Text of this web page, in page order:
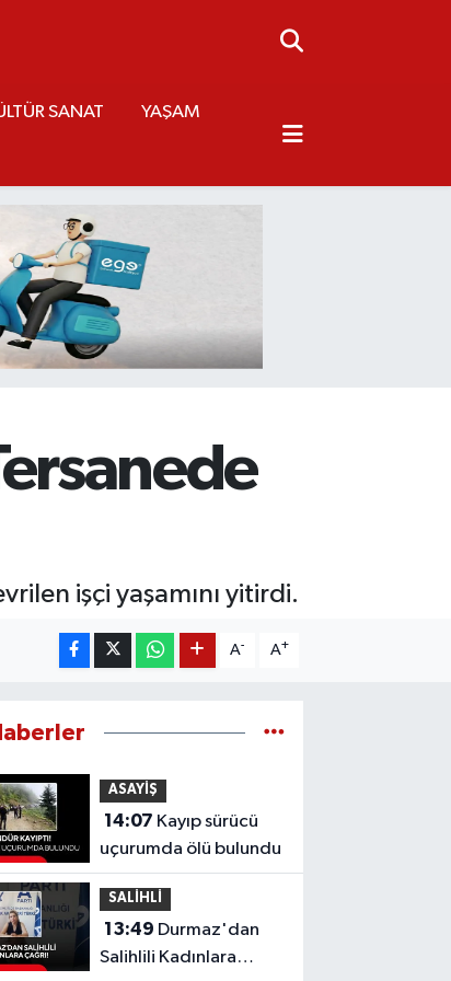
SANAT YAŞAM
işçi yaşamını yitirdi.
A- A+
ASAYİŞ
14:07
uçurumda ölü bulundu
SALİHLİ
13:49
Salihlili Kadınlara